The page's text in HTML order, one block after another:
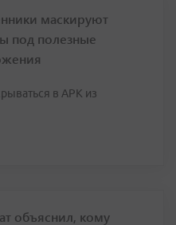
маскируют
под полезные
в APK из
объяснил, кому